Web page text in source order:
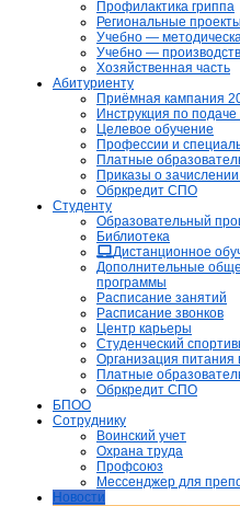
Профилактика гриппа
Региональные проекты
Учебно —
Учебно —
Хозяйственная часть
Абитуриенту
Приёмная кампания
Инструкция по подаче
Целевое обучение
Профессии и
Платные
Приказы о
Обркредит СПО
Студенту
Образовательный
Библиотека
Дистанционное
Дополнительные
программы
Расписание занятий
Расписание звонков
Центр карьеры
Студенческий
Организация питания
Платные
Обркредит СПО
БПОО
Сотруднику
Воинский учет
Охрана труда
Профсоюз
Мессенджер для
Новости